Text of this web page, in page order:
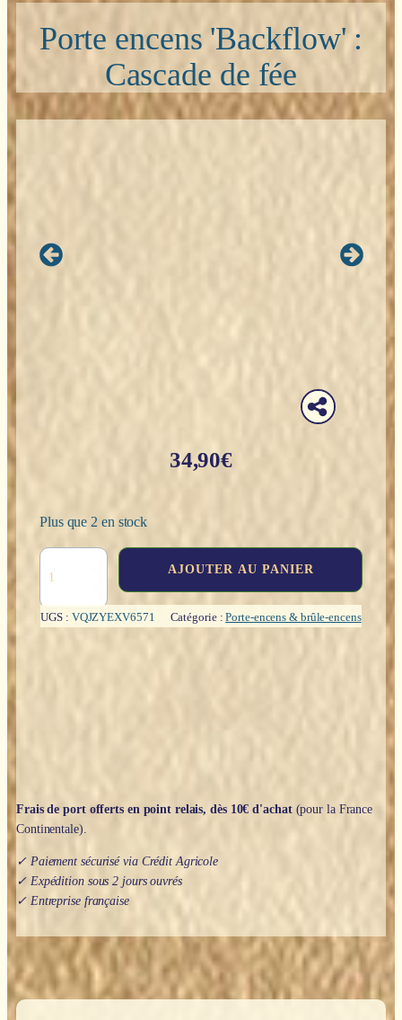
Porte encens 'Backflow' :
Cascade de fée
34,90€
Plus que 2 en stock
encens
'Backflow'
AJOUTER AU PANIER
UGS : VQJZYEXV6571 Catégorie :Porte-encens & brûle-encens
Frais de port offerts en point relais, dès 10€ d'achat(pour la France
Continentale).
✓ Paiement sécurisé via Crédit Agricole
✓ Expédition sous 2 jours ouvrés
✓ Entreprise française